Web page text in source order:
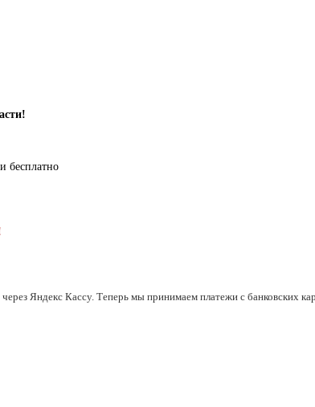
бесплатно
Яндекс Кассу. Теперь мы принимаем платежи с банковских